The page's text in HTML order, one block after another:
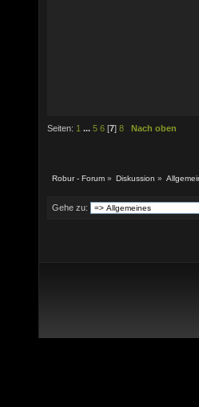
Seiten: 1 ... 5 6 [7] 8 Nach oben
Robur - Forum » Diskussion »
Gehe zu: